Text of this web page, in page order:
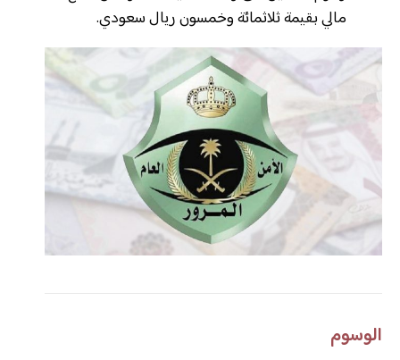
مالي بقيمة ثلاثمائة وخمسون ريال سعودي.
الوسوم